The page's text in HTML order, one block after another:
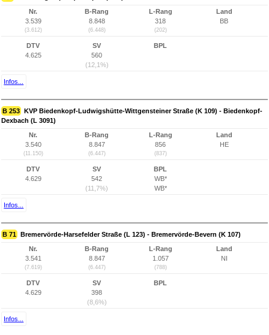
Nr.
3.539
(3.612)
B-Rang
8.848
(6.448)
L-Rang
318
(202)
Land
BB
DTV
4.625
SV
560
(12,1%)
BPL
Infos...
B 253 KVP Biedenkopf-Ludwigshütte-Wittgensteiner Straße (K 109) - Biedenkopf-
Dexbach (L 3091)
Nr.
3.540
(11.150)
B-Rang
8.847
(6.447)
L-Rang
856
(837)
Land
HE
DTV
4.629
SV
542
(11,7%)
BPL
WB*
WB*
Infos...
B 71 Bremervörde-Harsefelder Straße (L 123) - Bremervörde-Bevern (K 107)
Nr.
3.541
(7.619)
B-Rang
8.847
(6.447)
L-Rang
1.057
(788)
Land
NI
DTV
4.629
SV
398
(8,6%)
BPL
Infos...